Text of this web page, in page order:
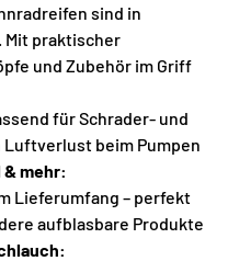
sind in
Mit praktischer
und Zubehör im Griff
für Schrader- und
beim Pumpen
mehr:
Lieferumfang – perfekt
aufblasbare Produkte